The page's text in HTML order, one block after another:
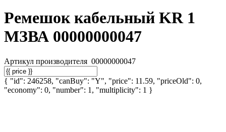
Ремешок кабельный KR 1
МЗВА 00000000047
Артикул производителя 00000000047
{ "id": 246258, "canBuy": "Y", "price": 11.59, "priceOld": 0,
"economy": 0, "number": 1, "multiplicity": 1 }